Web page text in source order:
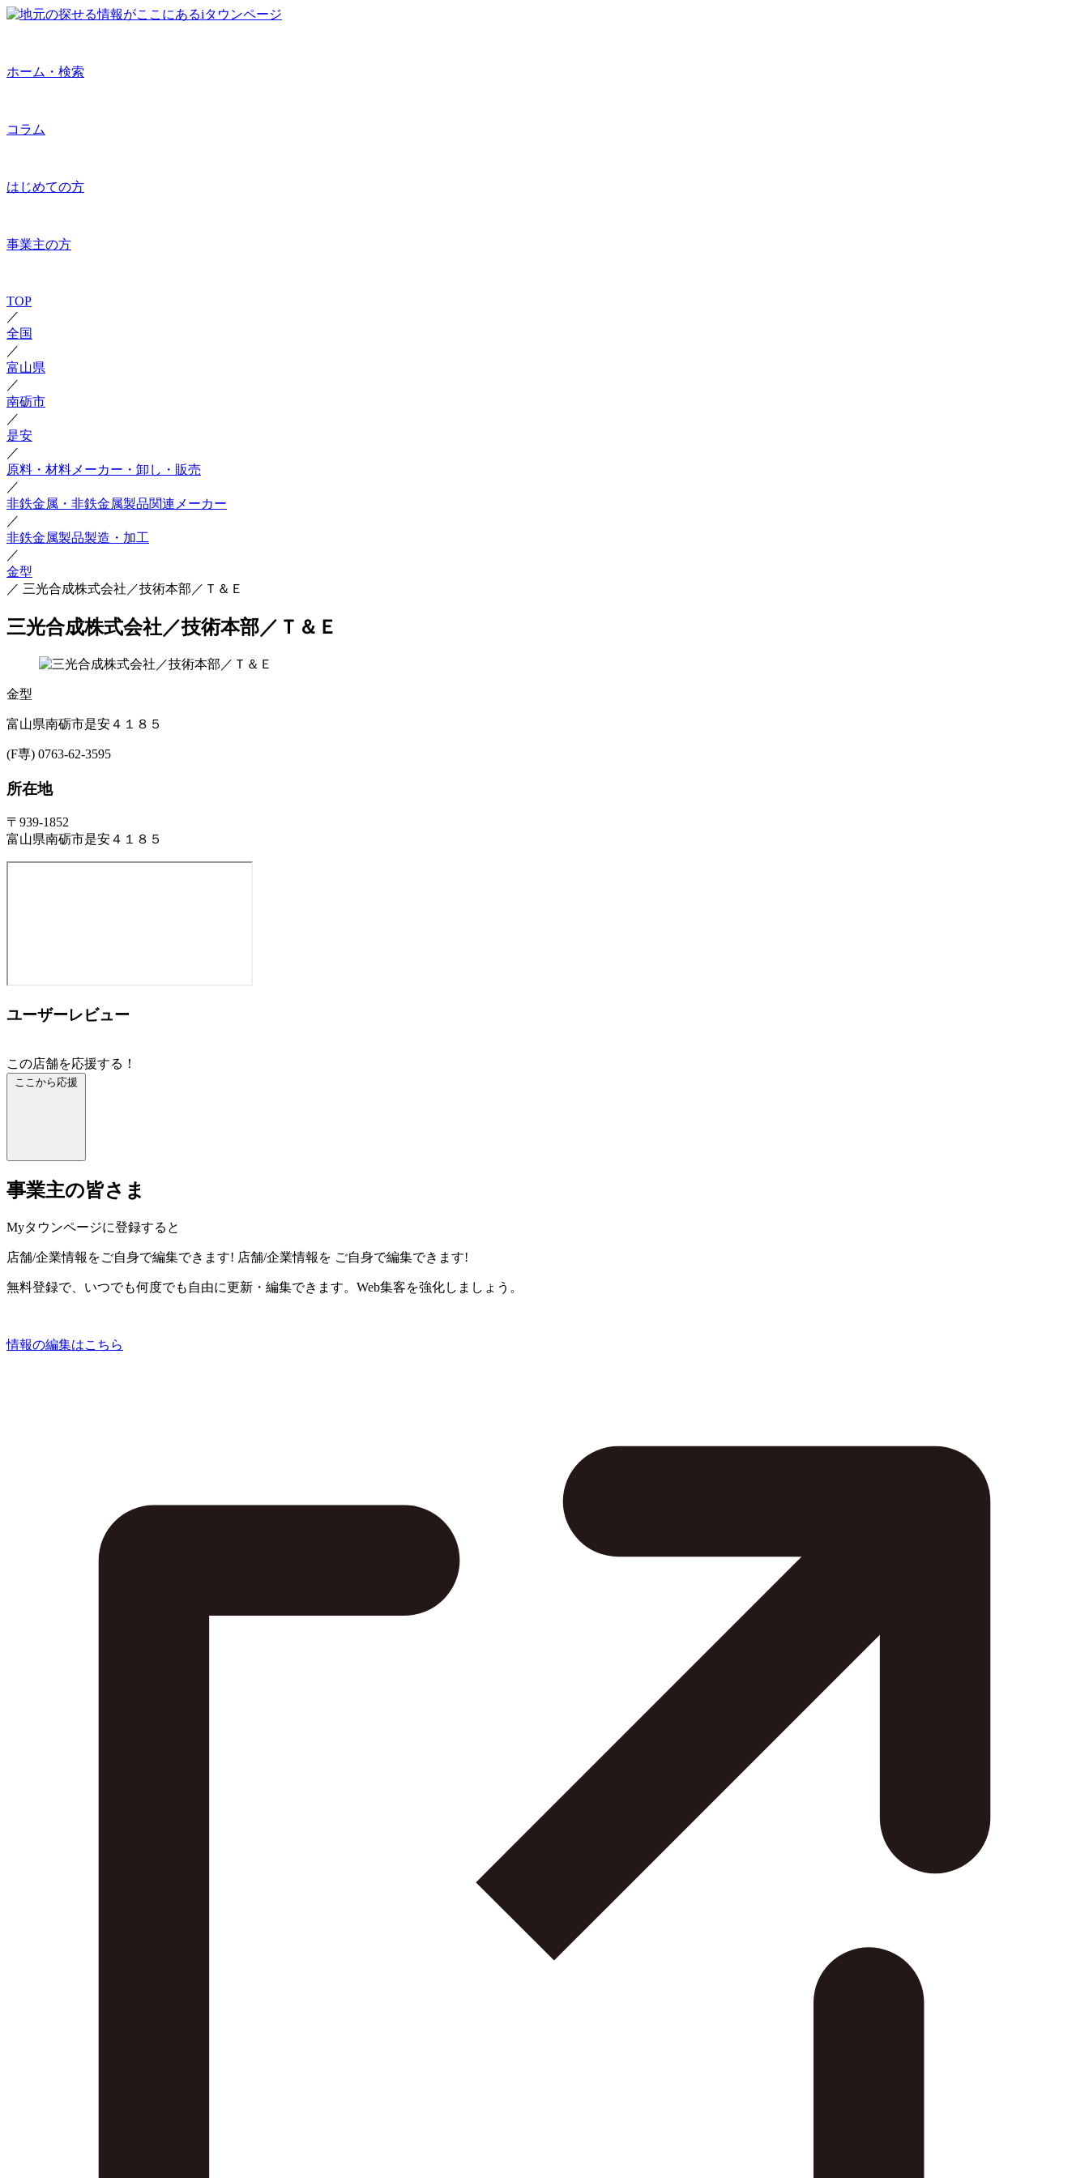
ホーム・検索
コラム
はじめての方
事業主の方
TOP
／
全国
／
富山県
／
南砺市
／
是安
／
原料・材料メーカー・卸し・販売
／
非鉄金属・非鉄金属製品関連メーカー
／
非鉄金属製品製造・加工
／
金型
／ 三光合成株式会社／技術本部／Ｔ＆Ｅ
三光合成株式会社／技術本部／Ｔ＆Ｅ
金型
富山県南砺市是安４１８５
(F専) 0763-62-3595
所在地
〒939-1852
富山県南砺市是安４１８５
ユーザーレビュー
この店舗を応援する！
ここから応援
事業主の皆さま
Myタウンページに登録すると
店舗/企業情報をご自身で編集できます! 店舗/企業情報を ご自身で編集できます!
無料登録で、いつでも何度でも自由に更新・編集できます。Web集客を強化しましょう。
情報の編集はこちら